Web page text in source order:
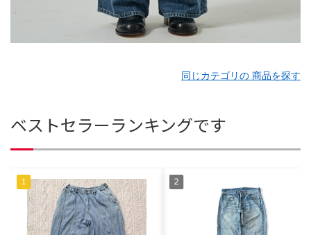
同じカテゴリの 商品を探す
ベストセラーランキングです